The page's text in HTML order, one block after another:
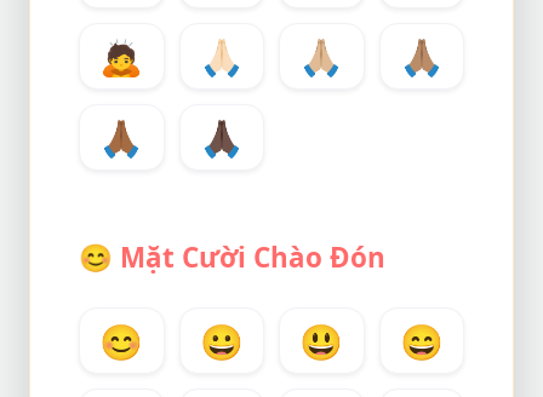
🙇
🙏🏻 🙏🏼
🙏🏽
🙏🏾
🙏🏿
😊 Mặt Cười Chào Đón
😊 😀 😃
😄